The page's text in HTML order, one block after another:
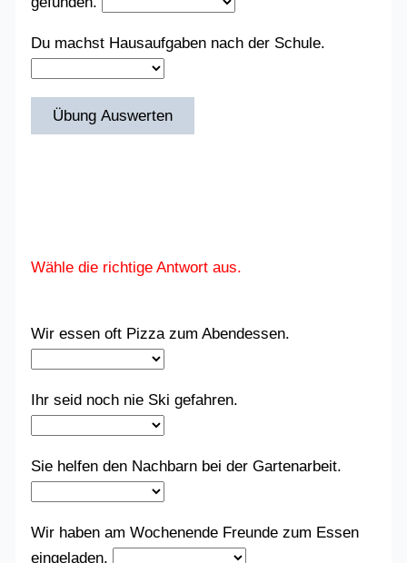
Du machst Hausaufgaben nach der Schule.
Übung Auswerten
Wähle die richtige Antwort aus.
Wir essen oft Pizza zum Abendessen.
Ihr seid noch nie Ski gefahren.
Sie helfen den Nachbarn bei der Gartenarbeit.
Wir haben am Wochenende Freunde zum Essen
eingeladen.